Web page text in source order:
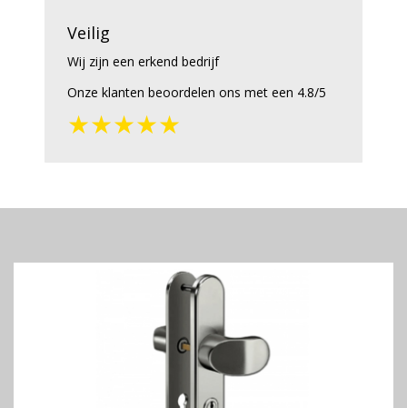
Veilig
Wij zijn een erkend bedrijf
Onze klanten beoordelen ons met een 4.8/5
★★★★★